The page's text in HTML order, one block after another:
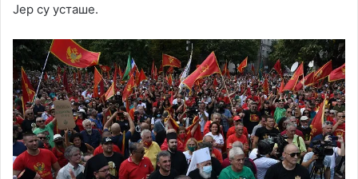
Јер су усташе.